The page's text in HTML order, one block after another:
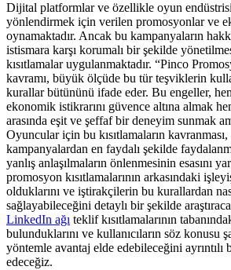
Dijital platformlar ve özellikle oyun
yönlendirmek için verilen promosyonlar ve
oynamaktadır. Ancak bu kampanyaların
istismara karşı korumalı bir şekilde
kısıtlamalar uygulanmaktadır. “Pinco
kavramı, büyük ölçüde bu tür teşviklerin
kurallar bütününü ifade eder. Bu engeller,
ekonomik istikrarını güvence altına almak
arasında eşit ve şeffaf bir deneyim sunmak
Oyuncular için bu kısıtlamaların
kampanyalardan en faydalı şekilde
yanlış anlaşılmaların önlenmesinin esasını
promosyon kısıtlamalarının arkasındaki
olduklarını ve iştirakçilerin bu kurallardan
sağlayabileceğini detaylı bir şekilde
LinkedIn ağı teklif kısıtlamalarının
bulunduklarını ve kullanıcıların söz konusu
yöntemle avantaj elde edebileceğini ayrıntılı
edeceğiz.